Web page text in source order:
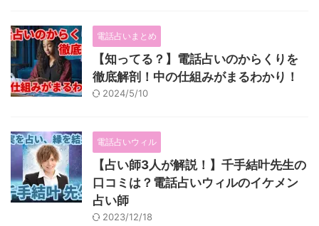
電話占いまとめ
【知ってる？】電話占いのからくりを
徹底解剖！中の仕組みがまるわかり！
2024/5/10
電話占いウィル
【占い師3人が解説！】千手結叶先生の
口コミは？電話占いウィルのイケメン
占い師
2023/12/18